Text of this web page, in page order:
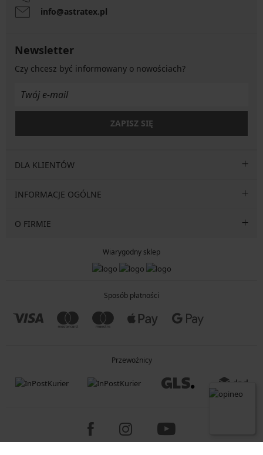
info@astratex.pl
Newsletter
Czy chcesz być informowany o nowościach?
ZAPISZ SIĘ
DLA KLIENTÓW
INFORMACJE OGÓLNE
O FIRMIE
Wiarygodny sklep
Sposób płatności
Przewoźnicy